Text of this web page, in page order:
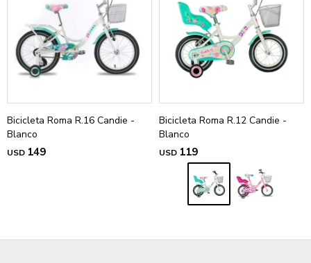
Bicicleta Roma R.16 Candie -
Blanco
USD 149
Bicicleta Roma R.12 Candie -
Blanco
USD 119